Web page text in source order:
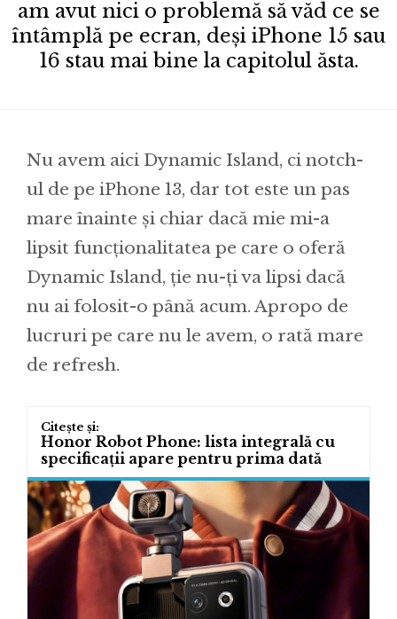
am avut nici o problemă să văd ce se
întâmplă pe ecran, deși iPhone 15 sau
16 stau mai bine la capitolul ăsta.
Nu avem aici Dynamic Island, ci notch-
ul de pe iPhone 13, dar tot este un pas
mare înainte și chiar dacă mie mi-a
lipsit funcționalitatea pe care o oferă
Dynamic Island, ție nu-ți va lipsi dacă
nu ai folosit-o până acum. Apropo de
lucruri pe care nu le avem, o rată mare
de refresh.
Honor Robot Phone: lista integrală cu
specificații apare pentru prima dată